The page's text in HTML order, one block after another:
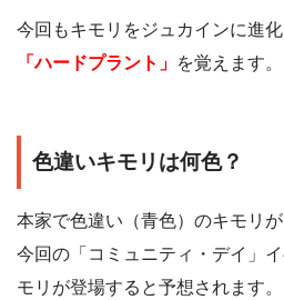
今回もキモリをジュカインに進化
「ハードプラント」 を覚えます。
色違いキモリは何色？
本家で色違い（青色）のキモリが
今回の「コミュニティ・デイ」
モリが登場すると予想されます。